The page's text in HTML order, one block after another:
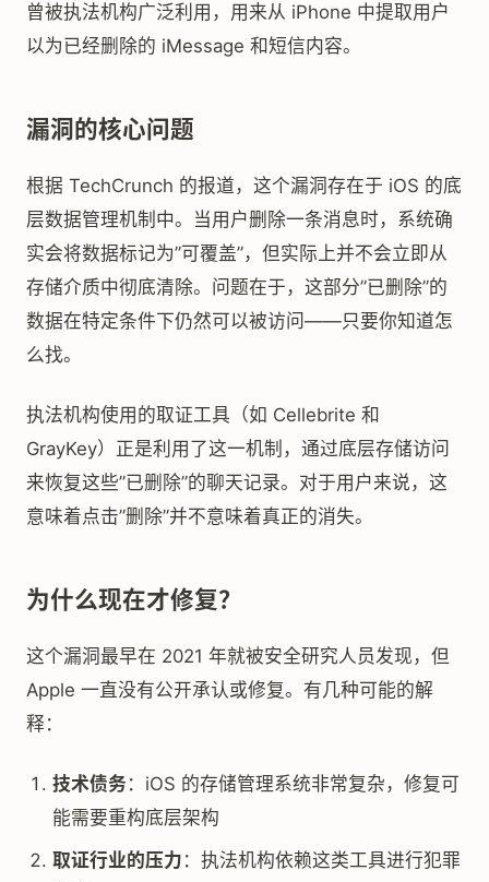
曾被执法机构广泛利用，用来从 iPhone 中提取用户
以为已经删除的 iMessage 和短信内容。
漏洞的核心问题
根据 TechCrunch 的报道，这个漏洞存在于 iOS 的底
层数据管理机制中。当用户删除一条消息时，系统确
实会将数据标记为”可覆盖”，但实际上并不会立即从
存储介质中彻底清除。问题在于，这部分”已删除”的
数据在特定条件下仍然可以被访问——只要你知道怎
么找。
执法机构使用的取证工具（如 Cellebrite 和
GrayKey）正是利用了这一机制，通过底层存储访问
来恢复这些”已删除”的聊天记录。对于用户来说，这
意味着点击”删除”并不意味着真正的消失。
为什么现在才修复？
这个漏洞最早在 2021 年就被安全研究人员发现，但
Apple 一直没有公开承认或修复。有几种可能的解
释：
技术债务 ：iOS 的存储管理系统非常复杂，修复可
能需要重构底层架构
取证行业的压力 ：执法机构依赖这类工具进行犯罪